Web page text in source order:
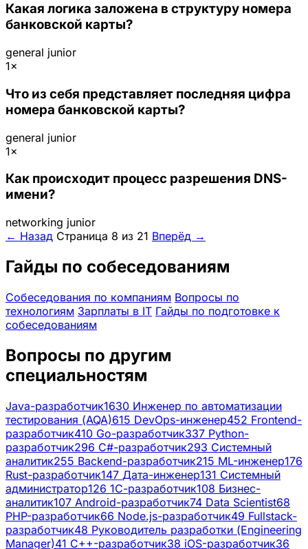
Какая логика заложена в структуру номера
банковской карты?
general junior
1×
Что из себя представляет последняя цифра
номера банковской карты?
general junior
1×
Как происходит процесс разрешения DNS-
имени?
networking junior
← Назад Страница 8 из 21 Вперёд →
Гайды по собеседованиям
Собеседования по компаниям Вопросы по
технологиям Зарплаты в IT Гайды по подготовке к
собеседованиям
Вопросы по другим
специальностям
Java-разработчик1630 Инженер по автоматизации
тестирования (AQA)615 DevOps-инженер452 Frontend-
разработчик410 Go-разработчик337 Python-
разработчик296 C#-разработчик293 Системный
аналитик255 Backend-разработчик215 ML-инженер176
Rust-разработчик147 Дата-инженер131 Системный
администратор126 1С-разработчик108 Бизнес-
аналитик107 Android-разработчик74 Data Scientist68
PHP-разработчик66 Node.js-разработчик49 Fullstack-
разработчик48 Руководитель разработки (Engineering
Manager)41 C++-разработчик38 iOS-разработчик36